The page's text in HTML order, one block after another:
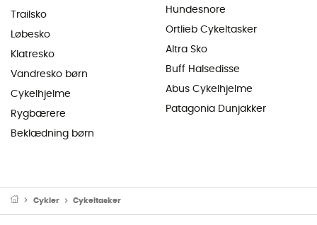
Trailsko
Løbesko
Klatresko
Vandresko børn
Cykelhjelme
Rygbærere
Beklædning børn
Hundesnore
Ortlieb Cykeltasker
Altra Sko
Buff Halsedisse
Abus Cykelhjelme
Patagonia Dunjakker
Cykler Cykeltasker